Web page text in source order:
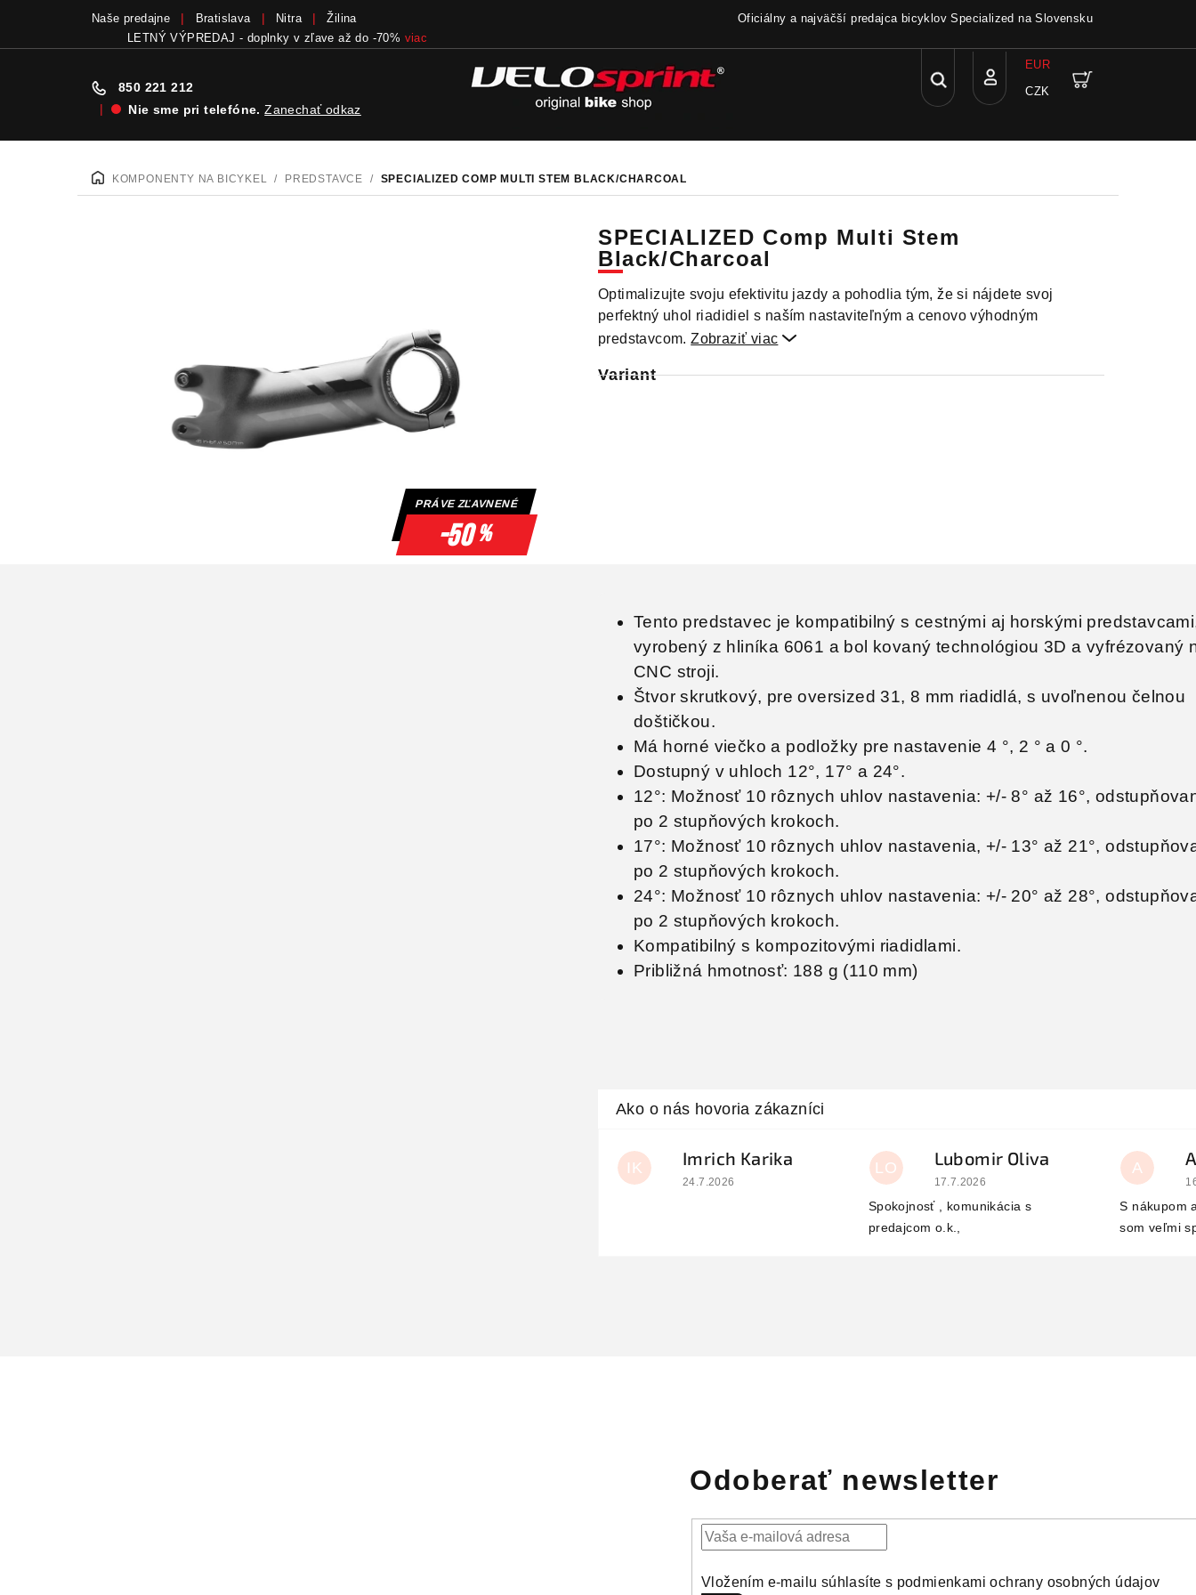
Naše predajne Bratislava Nitra Žilina
Oficiálny a najväčší predajca bicyklov Specialized na Slovensku
LETNÝ VÝPREDAJ - doplnky v zľave až do -70% viac
850 221 212
|
Nie sme pri telefóne.Zanechať odkaz
Hľadať
Prihlásenie
EUR
CZK
košík
DOMOVKOMPONENTY NA BICYKEL / PREDSTAVCE / SPECIALIZED COMP MULTI STEM BLACK/CHARCOAL
SPECIALIZED Comp Multi Stem
Black/Charcoal
Optimalizujte svoju efektivitu jazdy a pohodlia tým, že si nájdete svoj
perfektný uhol riadidiel s naším nastaviteľným a cenovo výhodným
predstavcom.Zobraziť viac 
Variant
PRÁVE ZĽAVNENÉ
-50%
Tento predstavec je kompatibilný s cestnými aj horskými
vyrobený z hliníka 6061 a bol kovaný technológiou 3D a vyfrézovaný
CNC stroji.
Štvor skrutkový, pre oversized 31, 8 mm riadidlá, s uvoľnenou čelnou
doštičkou.
Má horné viečko a podložky pre nastavenie 4 °, 2 ° a 0 °.
Dostupný v uhloch 12°, 17° a 24°.
12°: Možnosť 10 rôznych uhlov nastavenia: +/- 8° až 16°,
po 2 stupňových krokoch.
17°: Možnosť 10 rôznych uhlov nastavenia, +/- 13° až 21°,
po 2 stupňových krokoch.
24°: Možnosť 10 rôznych uhlov nastavenia: +/- 20° až 28°,
po 2 stupňových krokoch.
Kompatibilný s kompozitovými riadidlami.
Približná hmotnosť: 188 g (110 mm)
IK Imrich Karika
Hodnotenie obchodu je 5 z 5 hviezdičiek.
24.7.2026
LO Lubomir Oliva
Hodnotenie obchodu je 5 z 5 hviezdičiek.
17.7.2026
Spokojnosť , komunikácia s
predajcom o.k.,
A
S nákupom
som veľmi
Odoberať newsletter
Vložením e-mailu súhlasíte s podmienkami ochrany osobných údajov